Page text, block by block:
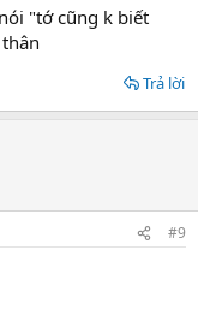
"tớ cũng k biết
Trả lời
#9